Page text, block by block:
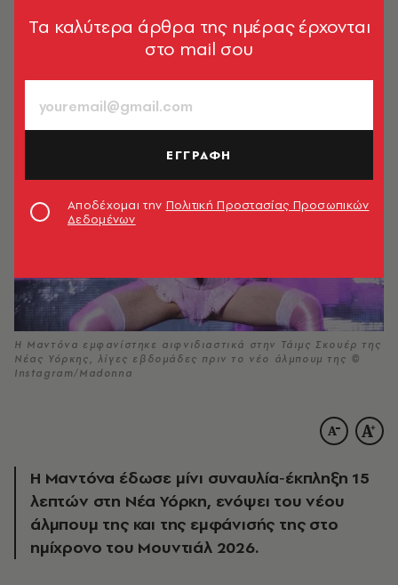
Η Μαντόνα εμφανίστηκε αιφνιδιαστικά στην Τάιμς Σκουέρ της
Νέας Υόρκης, λίγες εβδομάδες πριν το νέο άλμπουμ της ©
Instagram/Madonna
Η Μαντόνα έδωσε μίνι συναυλία‑έκπληξη 15
λεπτών στη Νέα Υόρκη, ενόψει του νέου
άλμπουμ της και της εμφάνισής της στο
ημίχρονο του Μουντιάλ 2026.
Tα καλύτερα άρθρα της ημέρας έρχονται
στο mail σου
ΕΓΓΡΑΦΗ
Αποδέχομαι την Πολιτική Προστασίας Προσωπικών
Δεδομένων